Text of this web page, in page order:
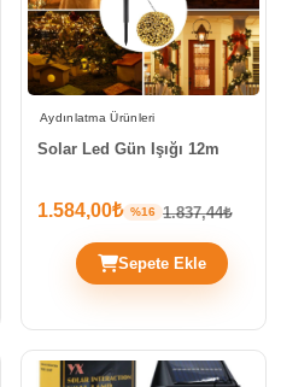
Aydınlatma Ürünleri
Solar Led Gün Işığı 12m
1.584,00₺ %16 1.837,44₺
Sepete Ekle